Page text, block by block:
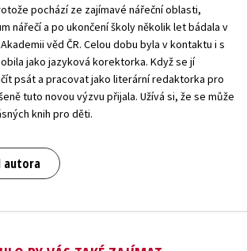
pochází ze zajímavé nářeční oblasti,
nářečí a po ukončení školy několik let bádala v
věd ČR. Celou dobu byla v kontaktu i s
jako jazyková korektorka. Když se jí
psát a pracovat jako literární redaktorka pro
tuto novou výzvu přijala. Užívá si, že se může
knih pro děti.
autora